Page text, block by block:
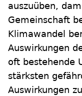
auszuüben,
Gemeinschaft
Klimawandel
Auswirkungen
oft bestehende
stärksten
Auswirkungen